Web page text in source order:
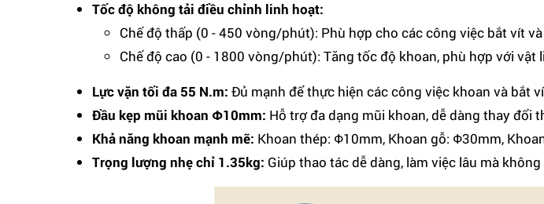
Tốc độ không tải điều chỉnh linh hoạt:
Chế độ thấp (0 - 450 vòng/phút): Phù hợp cho các công việc bắt vít
Chế độ cao (0 - 1800 vòng/phút): Tăng tốc độ khoan, phù hợp với vật
Lực vặn tối đa 55 N.m: Đủ mạnh để thực hiện các công việc khoan và bắt
Đầu kẹp mũi khoan Φ10mm: Hỗ trợ đa dạng mũi khoan, dễ dàng thay đổi
Khả năng khoan mạnh mẽ: Khoan thép: Φ10mm, Khoan gỗ: Φ30mm,
Trọng lượng nhẹ chỉ 1.35kg: Giúp thao tác dễ dàng, làm việc lâu mà